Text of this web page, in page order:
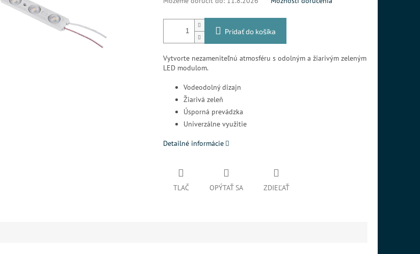
Pridať do košíka
Vytvorte nezameniteľnú atmosféru s odolným a žiarivým zeleným
LED modulom.
Vodeodolný dizajn
Žiarivá zeleň
Úsporná prevádzka
Univerzálne využitie
Detailné informácie
TLAČ OPÝTAŤ SA ZDIEĽAŤ